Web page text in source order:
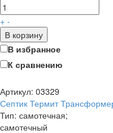
+ -
В корзину
В избранное
К сравнению
Артикул: 03329
Септик Термит
Тип: самотечная;
самотечный